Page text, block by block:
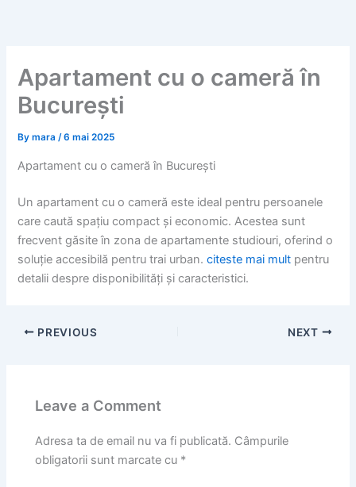
Apartament cu o cameră în
București
Bymara/6 mai 2025
Apartament cu o cameră în București
Un apartament cu o cameră este ideal pentru persoanele
care caută spațiu compact și economic. Acestea sunt
frecvent găsite în zona de apartamente studiouri, oferind o
soluție accesibilă pentru trai urban.citeste mai mult pentru
detalii despre disponibilități și caracteristici.
PREVIOUS NEXT
Leave a Comment
Adresa ta de email nu va fi publicată. Câmpurile
obligatorii sunt marcate cu *